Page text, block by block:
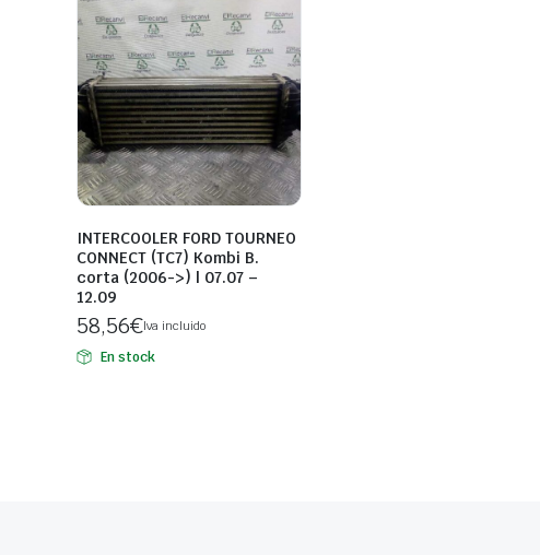
INTERCOOLER FORD TOURNEO
CONNECT (TC7) Kombi B.
corta (2006->) | 07.07 –
12.09
58,56€Iva incluido
En stock